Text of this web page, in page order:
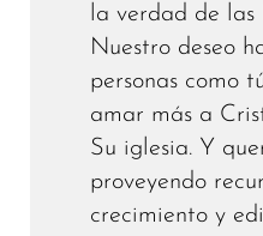
la verdad de las
Nuestro deseo
personas como
amar más a
Su iglesia. Y
proveyendo
crecimiento y